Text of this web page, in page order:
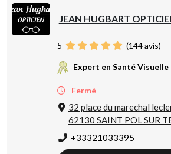
JEAN HUGBART
5 (144avis)
Expert en Santé Visuelle
Fermé
32 place du marechal
62130 SAINT POL SUR
+33321033395